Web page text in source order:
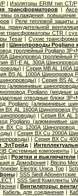
P|Изоляторы ERIM тип CT/P
трансформаторов|
охлаждения,
| Реле тепловой защиты
принудительной
трансформаторы CTR (
Tesar| Сухие
| Шинопроводы Pogliano
троллейный Pogliano
Шинопровод троллейный
BT-E AL 300A
| Серия MB AL 160A
ВS AL 1000A Шинопровод
| Серия ВS AL
(алюминивые
Pogliano (медные
отводные блоки
Pogliano (алюминивые
ВХ AL 1600A Шинопровод
| Серия ВХ AL
Pogliano (алюминивые
ВХ Cu 1200A Шинопровод
|Серия ВХ Cu 2000A
| Серия ВХ Cu
ЭлТрейд |
Системные компоненты |
| Розетки и выключатели
и Домофония| Bticino
Electric Unica Top |
| SSS Siedl
| SSS Siedl Комплекты
| Вентиляторы:
Кабель для соединения|